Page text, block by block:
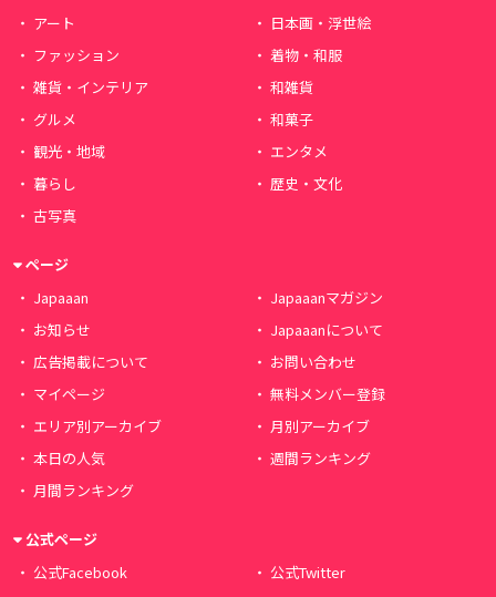
アート
日本画・浮世絵
ファッション
着物・和服
雑貨・インテリア
和雑貨
グルメ
和菓子
観光・地域
エンタメ
暮らし
歴史・文化
古写真
ページ
Japaaan
Japaaanマガジン
お知らせ
Japaaanについて
広告掲載について
お問い合わせ
マイページ
無料メンバー登録
エリア別アーカイブ
月別アーカイブ
本日の人気
週間ランキング
月間ランキング
公式ページ
公式Facebook
公式Twitter